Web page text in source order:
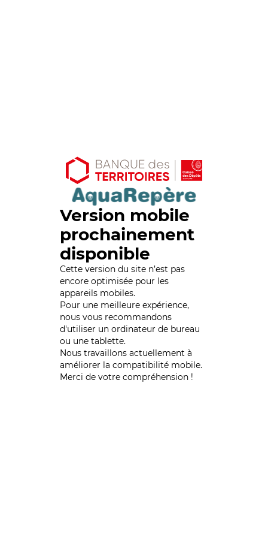
Version mobile
prochainement
disponible
Cette version du site n’est pas
encore optimisée pour les
appareils mobiles.
Pour une meilleure expérience,
nous vous recommandons
d'utiliser un ordinateur de bureau
ou une tablette.
Nous travaillons actuellement à
améliorer la compatibilité mobile.
Merci de votre compréhension !